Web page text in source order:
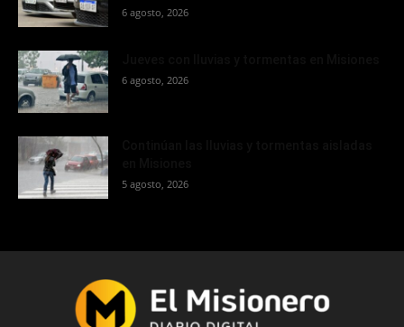
6 agosto, 2026
6 agosto, 2026
5 agosto, 2026